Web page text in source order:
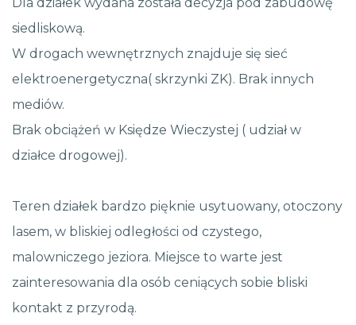
siedliskową.
W drogach wewnętrznych znajduje się sieć
elektroenergetyczna( skrzynki ZK). Brak innych
mediów.
Brak obciążeń w Księdze Wieczystej ( udział w
działce drogowej).
Teren działek bardzo pięknie usytuowany, otoczony
lasem, w bliskiej odległości od czystego,
malowniczego jeziora. Miejsce to warte jest
zainteresowania dla osób ceniących sobie bliski
kontakt z przyrodą.